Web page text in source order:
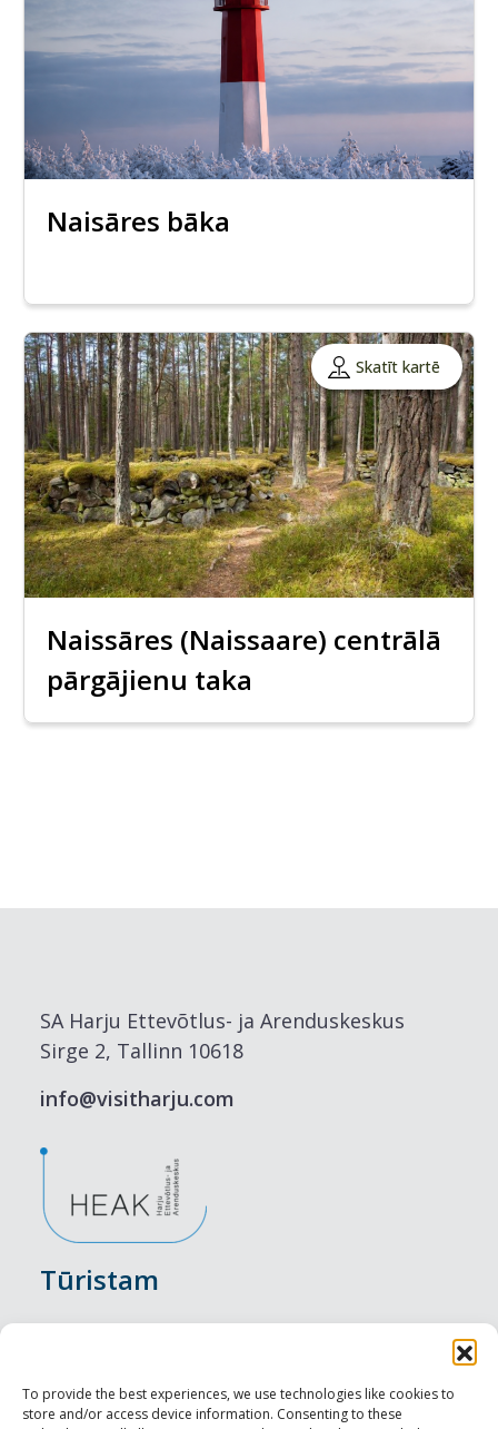
To provide the best experiences, we use technologies like cookies to
store and/or access device information. Consenting to these
Naisāres bāka
Skatīt kartē
Naissāres (Naissaare) centrālā
pārgājienu taka
SA Harju Ettevõtlus- ja Arenduskeskus
Sirge 2, Tallinn 10618
info@visitharju.com
Tūristam
Nakšņošana